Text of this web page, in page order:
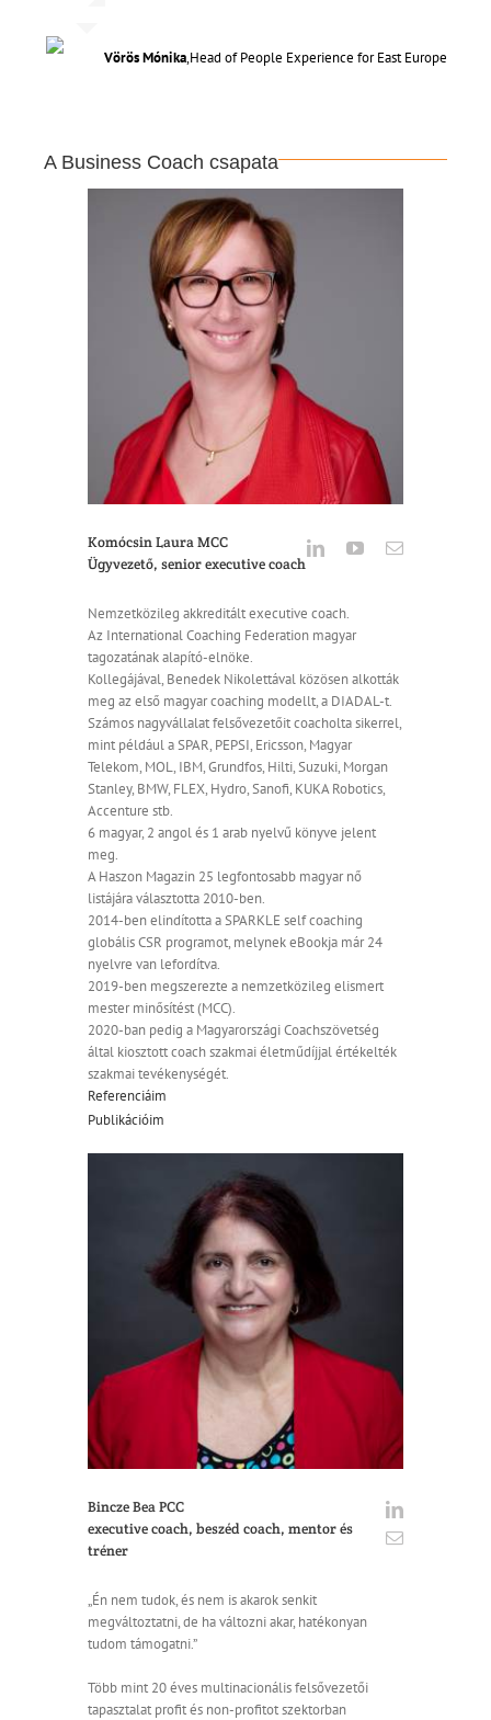
Vörös Mónika,Head of People Experience for East Europe
A Business Coach csapata
Komócsin Laura MCC
Ügyvezető, senior executive coach
Nemzetközileg akkreditált executive coach.
Az International Coaching Federation magyar
tagozatának alapító-elnöke.
Kollegájával, Benedek Nikolettával közösen alkották
meg az első magyar coaching modellt, a DIADAL-t.
Számos nagyvállalat felsővezetőit coacholta sikerrel,
mint például a SPAR, PEPSI, Ericsson, Magyar
Telekom, MOL, IBM, Grundfos, Hilti, Suzuki, Morgan
Stanley, BMW, FLEX, Hydro, Sanofi, KUKA Robotics,
Accenture stb.
6 magyar, 2 angol és 1 arab nyelvű könyve jelent
meg.
A Haszon Magazin 25 legfontosabb magyar nő
listájára választotta 2010-ben.
2014-ben elindította a SPARKLE self coaching
globális CSR programot, melynek eBookja már 24
nyelvre van lefordítva.
2019-ben megszerezte a nemzetközileg elismert
mester minősítést (MCC).
2020-ban pedig a Magyarországi Coachszövetség
által kiosztott coach szakmai életműdíjjal értékelték
szakmai tevékenységét.
Referenciáim
Publikációim
Bincze Bea PCC
executive coach, beszéd coach, mentor és
tréner
„Én nem tudok, és nem is akarok senkit
megváltoztatni, de ha változni akar, hatékonyan
tudom támogatni.”
Több mint 20 éves multinacionális felsővezetői
tapasztalat profit és non-profitot szektorban